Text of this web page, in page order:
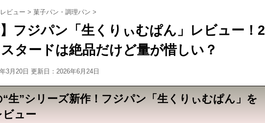
ビュー > 菓子パン・調理パン >
】フジパン「生くりぃむぱん」レビュー！2
タードは絶品だけど量が惜しい？
3月20日 更新日： 2026年6月24日
“生”シリーズ新作！フジパン「生くりぃむぱん」を
ビュー